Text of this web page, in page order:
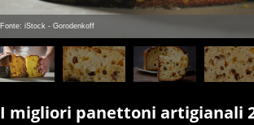
Fonte: iStock - Gorodenkoff
I migliori panettoni artigianali